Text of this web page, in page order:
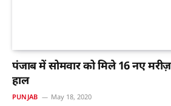
पंजाब में सोमवार को मिले 16 नए
हाल
PUNJAB May 18, 2020